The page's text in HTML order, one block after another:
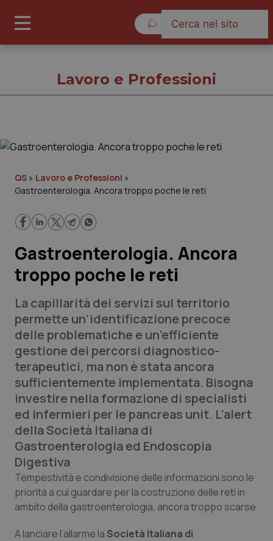
Cronache
Lavoro e Professioni
Scienza e Farmaci
Studi e Analisi
Lettere al direttore
Edizioni Regionali
QS Pro
Professionisti Sanitari.AI
Abruzzo
QS Pro Gold
Lavoro e Professioni
QS » Lavoro e Professioni »
Gastroenterologia. Ancora troppo poche le reti
Gastroenterologia. Ancora
troppo poche le reti
La capillarità dei servizi sul territorio
permette un’identificazione precoce
delle problematiche e un’efficiente
gestione dei percorsi diagnostico-
terapeutici, ma non è stata ancora
sufficientemente implementata. Bisogna
investire nella formazione di specialisti
ed infermieri per le pancreas unit. L’alert
della Società Italiana di
Gastroenterologia ed Endoscopia
Digestiva
Tempestività e condivisione delle informazioni sono le
priorità a cui guardare per la costruzione delle reti in
ambito della gastroenterologia, ancora troppo scarse.
A lanciare l’allarme la Società Italiana di